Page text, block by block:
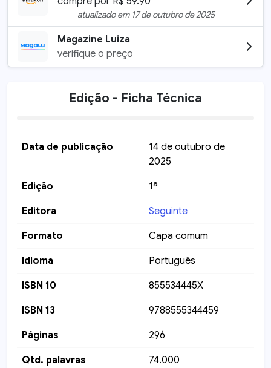
atualizado em 17 de outubro de 2025
Magazine Luiza
verifique o preço
Edição - Ficha Técnica
Data de publicação
14 de outubro de
2025
Edição 1ª
Editora Seguinte
Formato Capa comum
Idioma Português
ISBN 10 855534445X
ISBN 13 9788555344459
Páginas 296
Qtd. palavras
74.000